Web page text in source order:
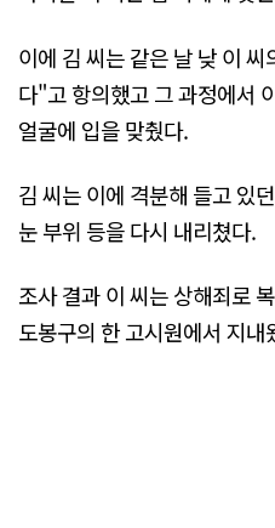
이에 김 씨는 같은 날 낮 이
다"고 항의했고 그 과정에서
얼굴에 입을 맞췄다.
김 씨는 이에 격분해 들고 있
눈 부위 등을 다시 내리쳤다.
조사 결과 이 씨는 상해죄로
도봉구의 한 고시원에서 지